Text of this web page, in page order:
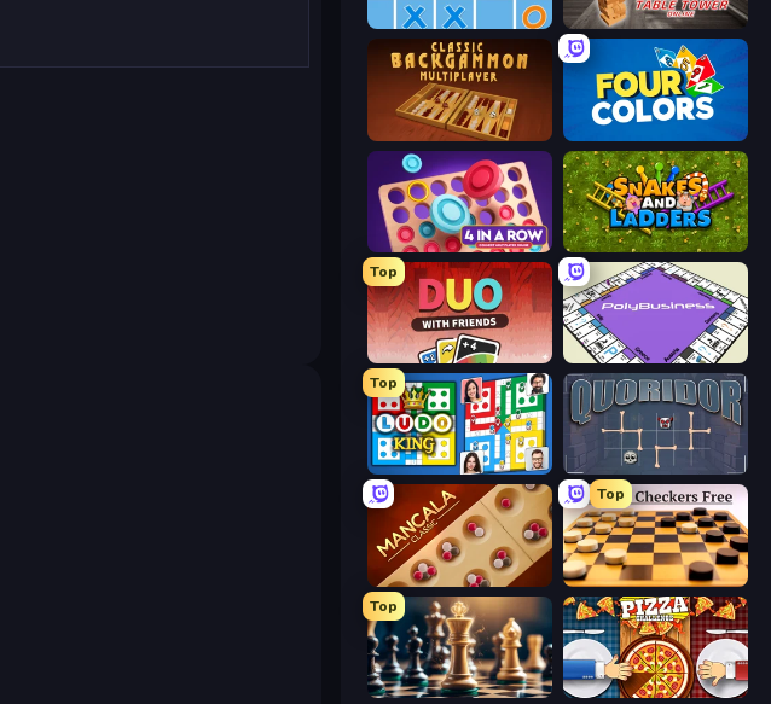
Tres en Raya Online Table Tower Online
Backgammon Online
Connect 4 Online Multiplayer Serpientes y Escaleras
Top
DUO With Friends PolyBusiness (Unofficial Monopoly)
Top
Ludo King Quoridor Online
Mancala Classic
Top
English Checkers Free
Top
Ajedrez Gratis Pizza Challenge